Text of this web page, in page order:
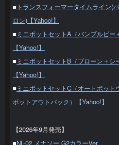
■ トランスフォーマータイムライン(
ロン)【Yahoo!】
■ ミニボットセットA（バンブルビー
【Yahoo!】
■ ミニボットセットB（ブローン＋シ
【Yahoo!】
■ ミニボットセットC（オートボット
ボットアウトバック）【Yahoo!】
【2026年9月発売】
■NL-02 メナソー G2カラーVer.